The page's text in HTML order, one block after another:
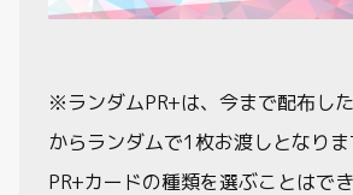
※ランダムPR+は、今まで配布し
からランダムで1枚お渡しとなり
PR+カードの種類を選ぶことはでき